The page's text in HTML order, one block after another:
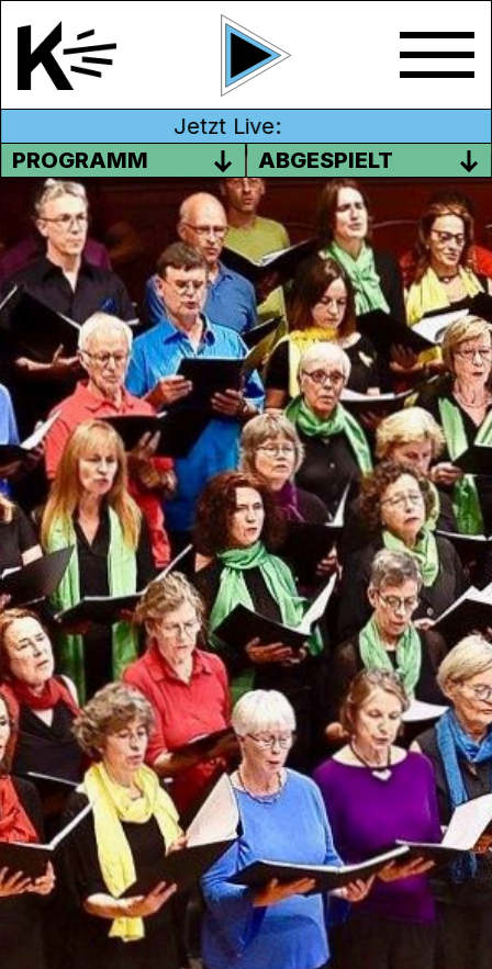
Jetzt Live:
PROGRAMM
ABGESPIELT
WELTCHOR BADEN
Im WeltCHOR Baden singen über 130
Frauen und Männer, mit fast 20
verschiedenen Nationalitäten von Ägypten
bis Zimbabwe und mit ebenso vielen
Sprachen, zwischen 20 und 79 Jahren jung.
Gesungen werden Lieder aus aller Welt, auf
Deutsch und in den verschiedenen
Sprachen unserer Herkunftsländer. Dabei
gibt es auch Raum für Information,
Austausch und Geselligkeit.
Antoinette
Gloor besuchte eine Probe.
Sendung vom 25.03.2019
Moderation: Antoinette Gloor
00:00 01:02:50
Details zur SendungTreffpunkt Radio